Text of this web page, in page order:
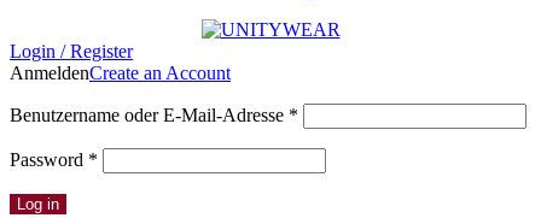
Login / Register
AnmeldenCreate an Account
Benutzername oder E-Mail-Adresse *
Password *
Log in